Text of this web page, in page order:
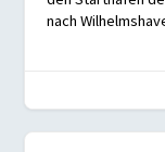
nach